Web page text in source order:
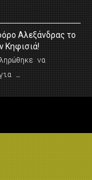
Αλεξάνδρας το
Κηφισιά!
να
…